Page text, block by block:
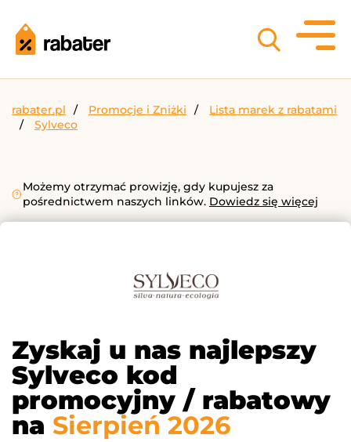
rabater.pl Promocje i Zniżki
Lista marek z rabatami
Sylveco
Możemy otrzymać prowizję, gdy kupujesz za
pośrednictwem naszych linków. Dowiedz się więcej
Zyskaj u nas najlepszy
Sylveco kod
promocyjny / rabatowy
na Sierpień 2026